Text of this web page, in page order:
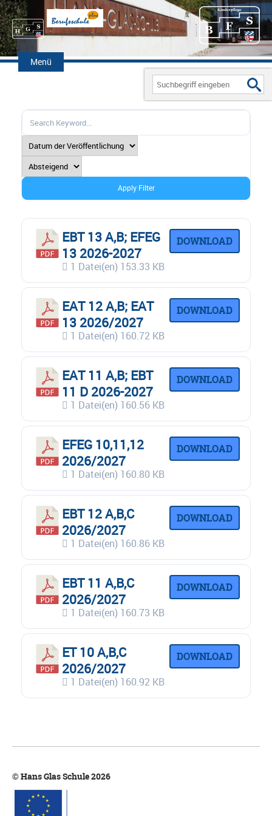
Menü Inhalt
Search
for:
Apply Filter
EBT 13 A,B; EFEG
13 2026-2027
1 Datei(en) 153.33 KB
DOWNLOAD
EAT 12 A,B; EAT
13 2026/2027
1 Datei(en) 160.72 KB
DOWNLOAD
EAT 11 A,B; EBT
11 D 2026-2027
1 Datei(en) 160.56 KB
DOWNLOAD
EFEG 10,11,12
2026/2027
1 Datei(en) 160.80 KB
DOWNLOAD
EBT 12 A,B,C
2026/2027
1 Datei(en) 160.86 KB
DOWNLOAD
EBT 11 A,B,C
2026/2027
1 Datei(en) 160.73 KB
DOWNLOAD
ET 10 A,B,C
2026/2027
1 Datei(en) 160.92 KB
DOWNLOAD
© Hans Glas Schule 2026